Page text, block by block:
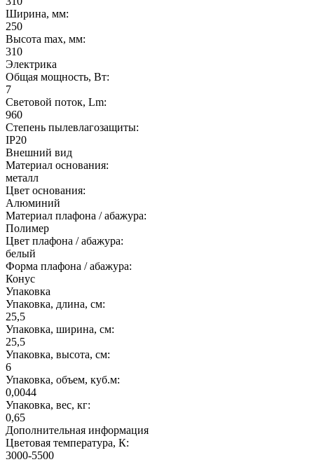
Ширина, мм:
250
Высота max, мм:
310
Электрика
Общая мощность, Вт:
7
Световой поток, Lm:
960
Степень пылевлагозащиты:
IP20
Внешний вид
Материал основания:
металл
Цвет основания:
Алюминий
Материал плафона / абажура:
Полимер
Цвет плафона / абажура:
белый
Форма плафона / абажура:
Конус
Упаковка
Упаковка, длина, см:
25,5
Упаковка, ширина, см:
25,5
Упаковка, высота, см:
6
Упаковка, объем, куб.м:
0,0044
Упаковка, вес, кг:
0,65
Дополнительная информация
Цветовая температура, К:
3000-5500